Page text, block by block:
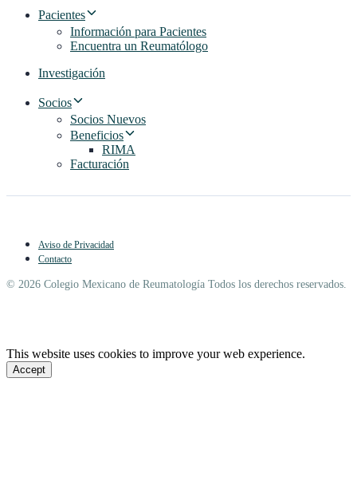
Pacientes
Información para Pacientes
Encuentra un Reumatólogo
Investigación
Socios
Socios Nuevos
Beneficios
RIMA
Facturación
Aviso de Privacidad
Contacto
© 2026 Colegio Mexicano de Reumatología Todos los derechos reservados.
This website uses cookies to improve your web experience.
Accept